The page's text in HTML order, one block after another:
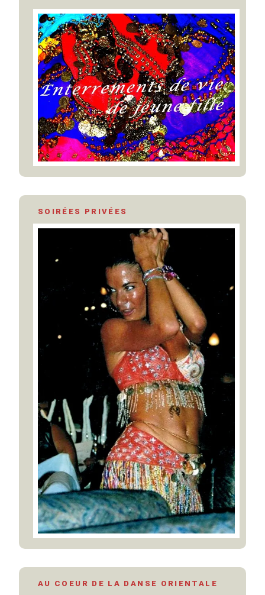
SOIRÉES PRIVÉES
AU COEUR DE LA DANSE ORIENTALE